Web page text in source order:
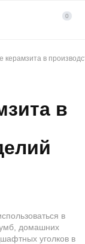
0
керамзита в
в
в
домашних
уголков в